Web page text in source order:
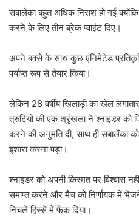
सबालेंका बहुत अधिक निराश हो गई
करने के लिए तीन ब्रेक प्वाइंट दिए।
अपने बक्से के साथ कुछ एनिमेटेड
पर्याप्त रूप से तैयार किया।
लेकिन 28 वर्षीय खिलाड़ी का खेल
त्रुटियों की एक श्रृंखला ने श्नाइडर
करने की अनुमति दी, साथ ही सबालेंका
इशारा करना पड़ा।
श्नाइडर को अपनी किस्मत पर विश्वास
समाप्त करने और मैच को निर्णायक में
निचले हिस्से में फेंक दिया।